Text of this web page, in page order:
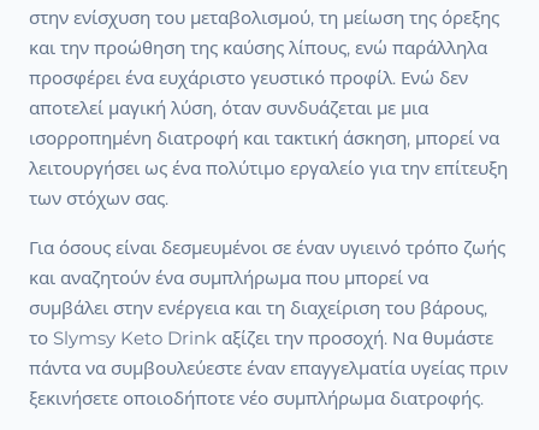
στην ενίσχυση του μεταβολισμού, τη μείωση της όρεξης
και την προώθηση της καύσης λίπους, ενώ παράλληλα
προσφέρει ένα ευχάριστο γευστικό προφίλ. Ενώ δεν
αποτελεί μαγική λύση, όταν συνδυάζεται με μια
ισορροπημένη διατροφή και τακτική άσκηση, μπορεί να
λειτουργήσει ως ένα πολύτιμο εργαλείο για την επίτευξη
των στόχων σας.
Για όσους είναι δεσμευμένοι σε έναν υγιεινό τρόπο ζωής
και αναζητούν ένα συμπλήρωμα που μπορεί να
συμβάλει στην ενέργεια και τη διαχείριση του βάρους,
το Slymsy Keto Drink αξίζει την προσοχή. Να θυμάστε
πάντα να συμβουλεύεστε έναν επαγγελματία υγείας πριν
ξεκινήσετε οποιοδήποτε νέο συμπλήρωμα διατροφής.